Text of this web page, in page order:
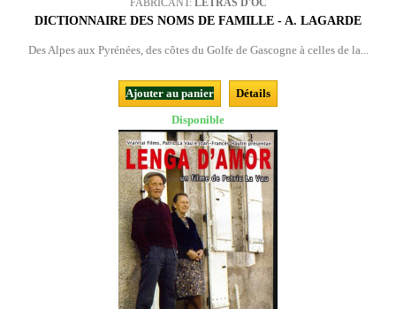
FABRICANT: LETRAS D'ÒC
DICTIONNAIRE DES NOMS DE FAMILLE - A. LAGARDE
Des Alpes aux Pyrénées, des côtes du Golfe de Gascogne à celles de la...
Ajouter au panier
Détails
Disponible